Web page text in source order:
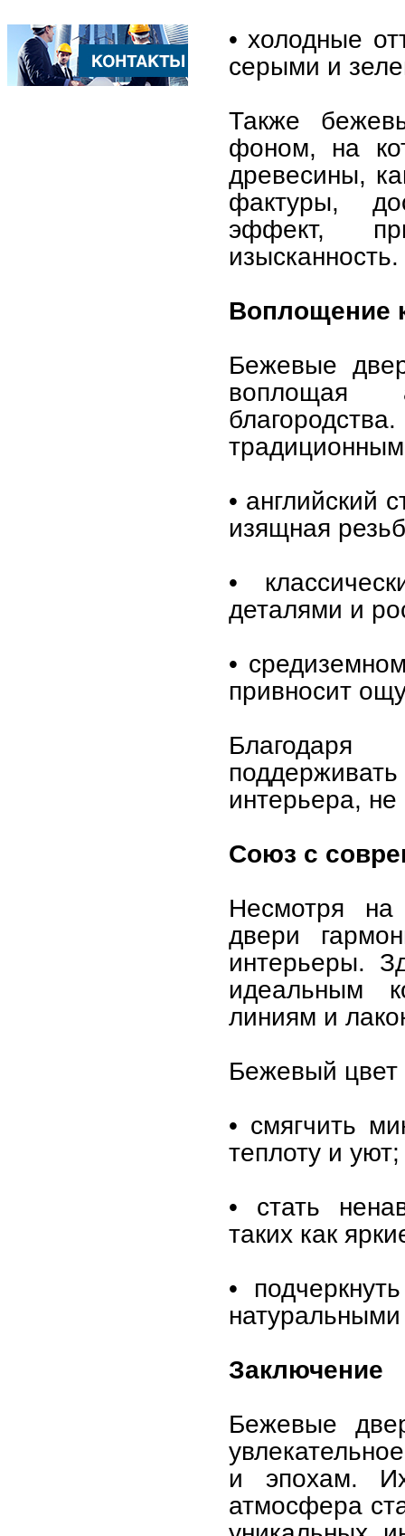
• холодные
серыми и
Также
фоном, на
древесины,
фактуры,
эффект,
изысканность.
Воплощение
Бежевые
воплощая
• английский
изящная
•
деталями и
•
привносит
Благодаря
интерьера,
Союз с
Несмотря на
двери
интерьеры.
идеальным
линиям и
Бежевый цвет
• смягчить
теплоту и уют;
• стать
таких как
•
Заключение
Бежевые
и эпохам.
атмосфера